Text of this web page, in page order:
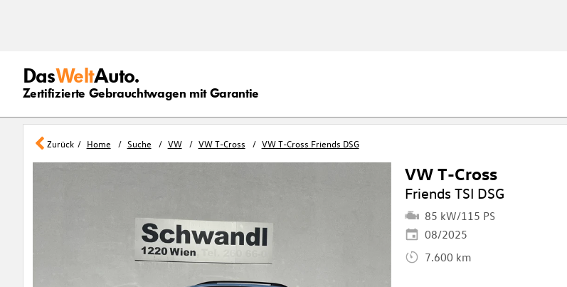
DasWeltAuto.
Zertifizierte Gebrauchtwagen mit Garantie
Zurück Home Suche VW VW T-Cross VW T-Cross Friends DSG
VW T-Cross
Friends TSI DSG
85 kW/115 PS
08/2025
7.600 km